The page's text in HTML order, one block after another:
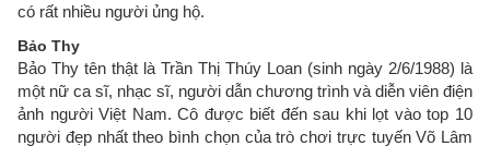
có rất nhiều người ủng hộ.
Bảo Thy
Bảo Thy tên thật là Trần Thị Thúy Loan (sinh ngày 2/6/1988) là
một nữ ca sĩ, nhạc sĩ, người dẫn chương trình và diễn viên điện
ảnh người Việt Nam. Cô được biết đến sau khi lọt vào top 10
người đẹp nhất theo bình chọn của trò chơi trực tuyến Võ Lâm